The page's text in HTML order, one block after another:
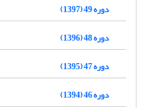
دوره 49 (1397)
دوره 48 (1396)
دوره 47 (1395)
دوره 46 (1394)